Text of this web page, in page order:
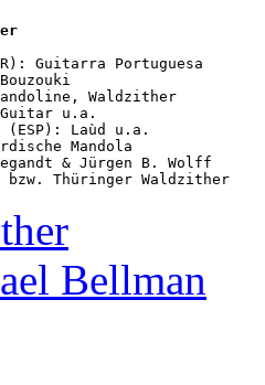
Guitarra Portuguesa
Waldzither
u.a.
(ESP): Laùd u.a.
Mandola
& Jürgen B. Wolff
Bellman